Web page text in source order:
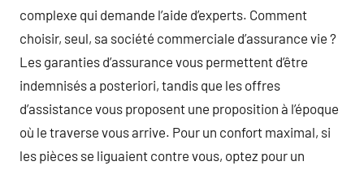
complexe qui demande l’aide d’experts. Comment
choisir, seul, sa société commerciale d’assurance vie ?
Les garanties d’assurance vous permettent d’être
indemnisés a posteriori, tandis que les offres
d’assistance vous proposent une proposition à l’époque
où le traverse vous arrive. Pour un confort maximal, si
les pièces se liguaient contre vous, optez pour un